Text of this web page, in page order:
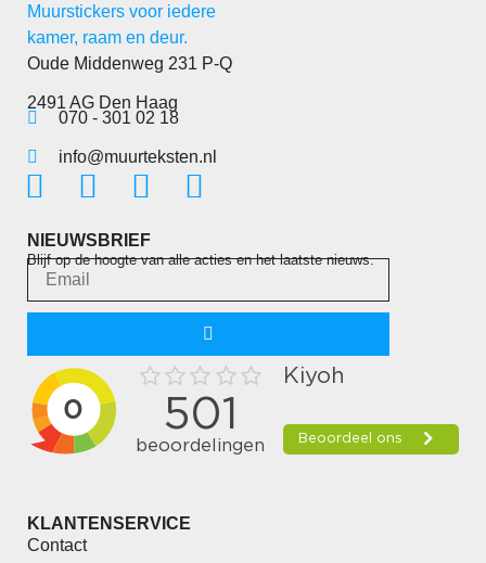
Oude Middenweg 231 P-Q
2491 AG Den Haag
070 - 301 02 18
info@muurteksten.nl
NIEUWSBRIEF
Blijf op de hoogte van alle acties en het laatste nieuws.
KLANTENSERVICE
Contact